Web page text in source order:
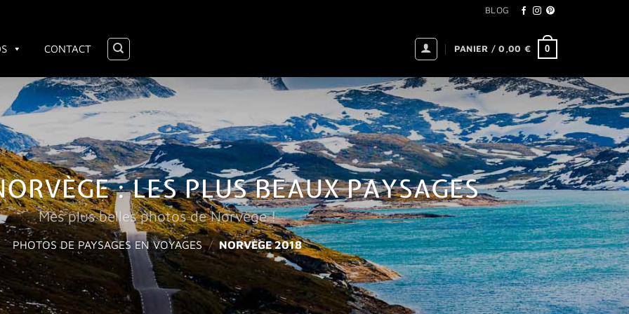
BLOG
CONTACT PANIER /0,00 € 0
: LES PLUS BEAUX PAYSAGES
Mes plus belles photos de Norvège !
PHOTOS DE PAYSAGES EN VOYAGES / NORVÈGE 2018